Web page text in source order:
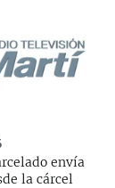
envía
la cárcel